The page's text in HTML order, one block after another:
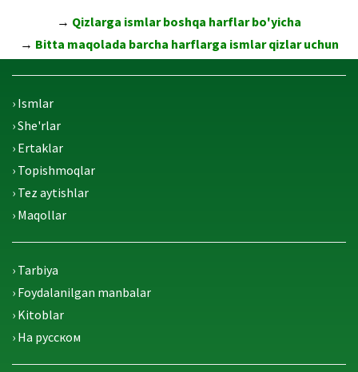
→ Qizlarga ismlar boshqa harflar bo'yicha
→ Bitta maqolada barcha harflarga ismlar qizlar uchun
› Ismlar
› She'rlar
› Ertaklar
› Topishmoqlar
› Tez aytishlar
› Maqollar
› Tarbiya
› Foydalanilgan manbalar
› Kitoblar
› На русском